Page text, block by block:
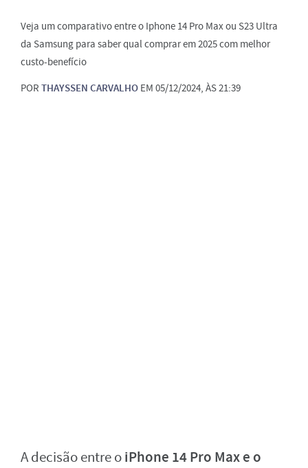
Veja um comparativo entre o Iphone 14 Pro Max ou S23 Ultra
da Samsung para saber qual comprar em 2025 com melhor
custo-benefício
POR THAYSSEN CARVALHO EM 05/12/2024, ÀS 21:39
A decisão entre oiPhone 14 Pro Max e o